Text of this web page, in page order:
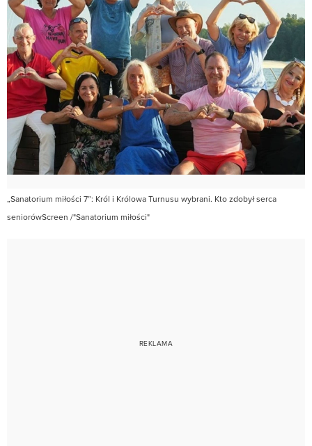
„Sanatorium miłości 7”: Król i Królowa Turnusu wybrani. Kto zdobył serca
seniorówScreen /"Sanatorium miłości"